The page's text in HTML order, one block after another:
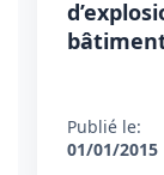
Publié le:
01/01/2015